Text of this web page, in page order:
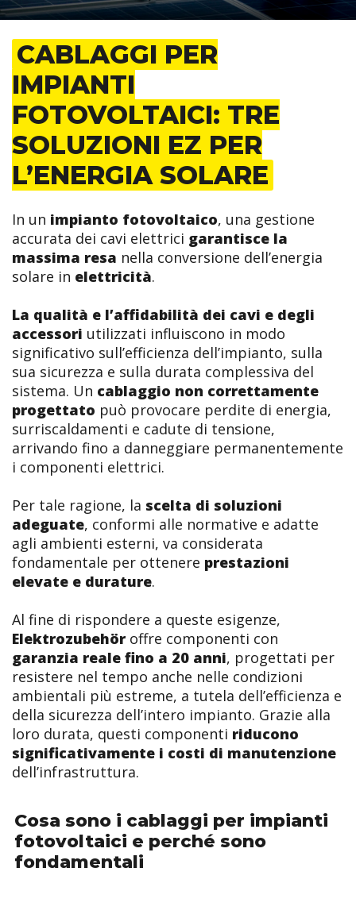
CABLAGGI PER
IMPIANTI
FOTOVOLTAICI: TRE
SOLUZIONI EZ PER
L’ENERGIA SOLARE
In un impianto fotovoltaico, una gestione
accurata dei cavi elettrici garantisce la
massima resa nella conversione dell’energia
solare in elettricità.
La qualità e l’affidabilità dei cavi e degli
accessori utilizzati influiscono in modo
significativo sull’efficienza dell’impianto, sulla
sua sicurezza e sulla durata complessiva del
sistema. Un cablaggio non correttamente
progettato può provocare perdite di energia,
surriscaldamenti e cadute di tensione,
arrivando fino a danneggiare permanentemente
i componenti elettrici.
Per tale ragione, la scelta di soluzioni
adeguate, conformi alle normative e adatte
agli ambienti esterni, va considerata
fondamentale per ottenere prestazioni
elevate e durature.
Al fine di rispondere a queste esigenze,
Elektrozubehör offre componenti con
garanzia reale fino a 20 anni, progettati per
resistere nel tempo anche nelle condizioni
ambientali più estreme, a tutela dell’efficienza e
della sicurezza dell’intero impianto. Grazie alla
loro durata, questi componenti riducono
significativamente i costi di manutenzione
dell’infrastruttura.
Cosa sono i cablaggi per impianti
fotovoltaici e perché sono
fondamentali